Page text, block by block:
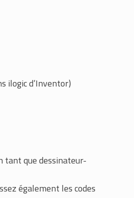
ilogic d’Inventor)
tant que dessinateur-
également les codes